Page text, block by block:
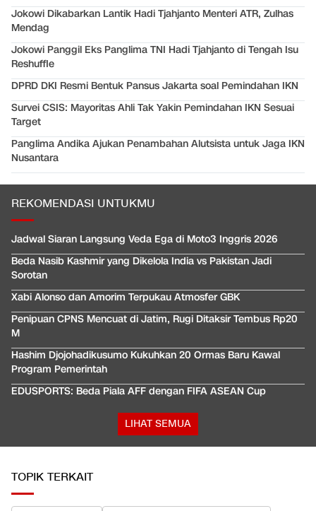
Jokowi Dikabarkan Lantik Hadi Tjahjanto Menteri ATR, Zulhas
Mendag
Jokowi Panggil Eks Panglima TNI Hadi Tjahjanto di Tengah Isu
Reshuffle
DPRD DKI Resmi Bentuk Pansus Jakarta soal Pemindahan IKN
Survei CSIS: Mayoritas Ahli Tak Yakin Pemindahan IKN Sesuai
Target
Panglima Andika Ajukan Penambahan Alutsista untuk Jaga IKN
Nusantara
REKOMENDASI UNTUKMU
Jadwal Siaran Langsung Veda Ega di Moto3 Inggris 2026
Beda Nasib Kashmir yang Dikelola India vs Pakistan Jadi
Sorotan
Xabi Alonso dan Amorim Terpukau Atmosfer GBK
Penipuan CPNS Mencuat di Jatim, Rugi Ditaksir Tembus Rp20
M
Hashim Djojohadikusumo Kukuhkan 20 Ormas Baru Kawal
Program Pemerintah
EDUSPORTS: Beda Piala AFF dengan FIFA ASEAN Cup
LIHAT SEMUA
TOPIK TERKAIT